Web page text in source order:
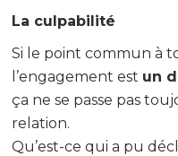
La culpabilité
Si le point commun à
l’engagement est un
ça ne se passe pas
relation.
Qu’est-ce qui a pu